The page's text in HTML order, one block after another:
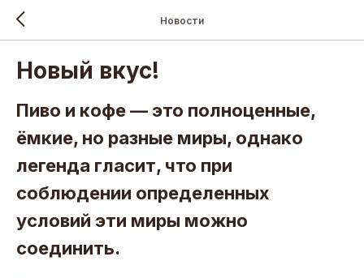
Новости
Новый вкус!
Пиво и кофе — это полноценные,
ёмкие, но разные миры, однако
легенда гласит, что при
соблюдении определенных
условий эти миры можно
соединить.